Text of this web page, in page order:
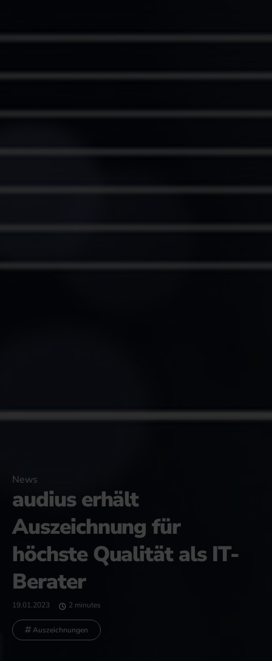
News
audius erhält
Auszeichnung für
höchste Qualität als IT-
Berater
19.01.2023 2 minutes
Auszeichnungen